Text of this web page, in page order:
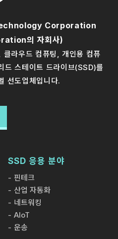
Corporation
의 자회사)
라우드 컴퓨팅, 개인용 컴퓨
드 스테이트 드라이브(SSD)를
선도업체입니다.
SSD 응용 분야
핀테크
산업 자동화
네트워킹
AIoT
운송